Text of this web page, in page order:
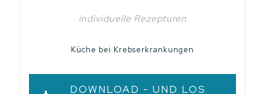
individuelle Rezepturen
Küche bei Krebserkrankungen
DOWNLOAD - UND LOS